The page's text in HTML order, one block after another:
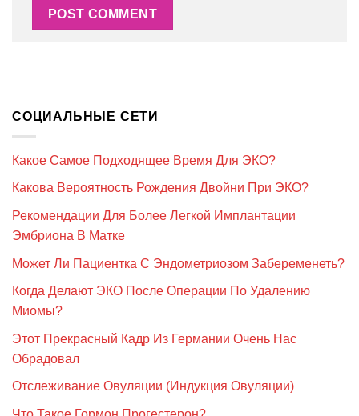
СОЦИАЛЬНЫЕ СЕТИ
Какое Самое Подходящее Время Для ЭКО?
Какова Вероятность Рождения Двойни При ЭКО?
Рекомендации Для Более Легкой Имплантации
Эмбриона В Матке
Может Ли Пациентка С Эндометриозом Забеременеть?
Когда Делают ЭКО После Операции По Удалению
Миомы?
Этот Прекрасный Кадр Из Германии Очень Нас
Обрадовал
Отслеживание Овуляции (Индукция Овуляции)